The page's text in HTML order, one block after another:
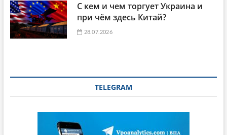
С кем и чем торгует Украина и
при чём здесь Китай?
28.07.2026
TELEGRAM